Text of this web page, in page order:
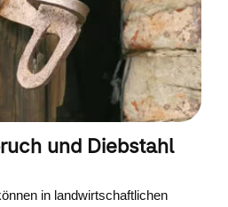
und Diebstahl
in landwirtschaftlichen